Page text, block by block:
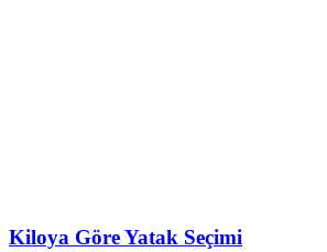
Kiloya Göre Yatak Seçimi